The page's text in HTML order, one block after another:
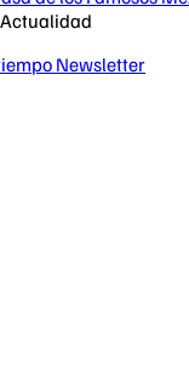
Actualidad